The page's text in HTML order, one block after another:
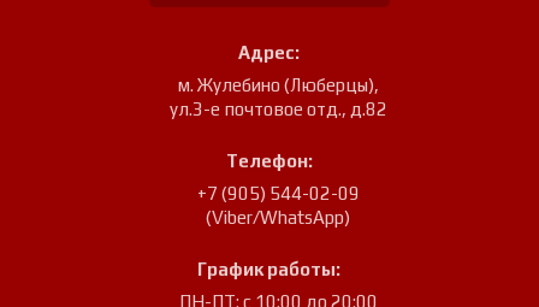
Адрес:
м. Жулебино (Люберцы),
ул.3-е почтовое отд., д.82
Телефон:
+7 (905) 544-02-09
(Viber/WhatsApp)
График работы:
ПН-ПТ: с 10:00 до 20:00